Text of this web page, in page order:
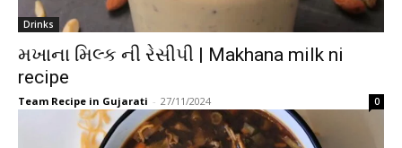
Drinks
મખાના મિલ્ક ની રેસીપી | Makhana milk ni
recipe
Team Recipe in Gujarati - 27/11/2024 0